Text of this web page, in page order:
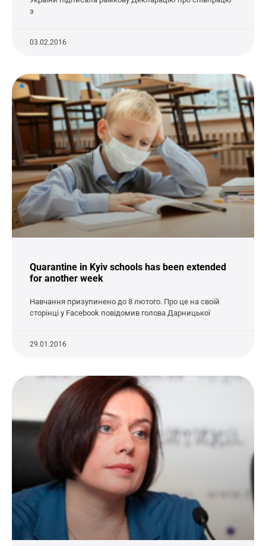
з
03.02.2016
Quarantine in Kyiv schools has been extended
for another week
Навчання призупинено до 8 лютого. Про це на своїй
сторінці у Facebook повідомив голова Дарницької
29.01.2016